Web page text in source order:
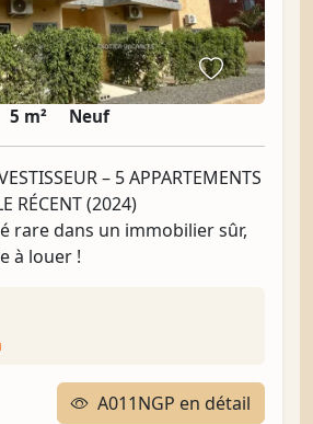
5 m² Neuf
– 5 APPARTEMENTS
RÉCENT (2024)
rare dans un immobilier sûr,
à louer !
A011NGP en détail